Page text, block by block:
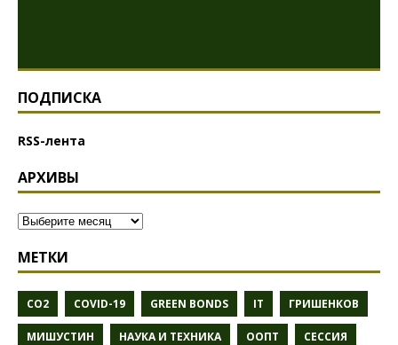
ПОДПИСКА
RSS-лента
АРХИВЫ
МЕТКИ
CO2 COVID-19 GREEN BONDS IT ГРИШЕНКОВ
МИШУСТИН НАУКА И ТЕХНИКА ООПТ СЕССИЯ